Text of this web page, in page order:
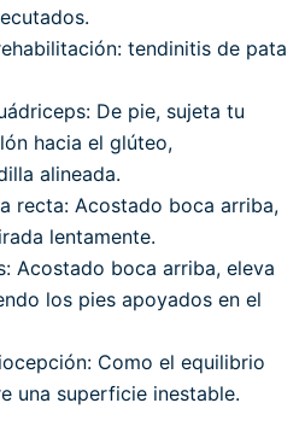
tendinitis de pata
De pie, sujeta tu
hacia el glúteo,
alineada.
recta: Acostado boca arriba,
lentamente.
Acostado boca arriba, eleva
los pies apoyados en el
Como el equilibrio
una superficie inestable.